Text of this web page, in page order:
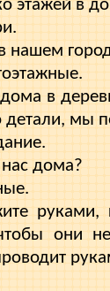
этажей в
нашем
дома в
детали, мы
дома?
они не